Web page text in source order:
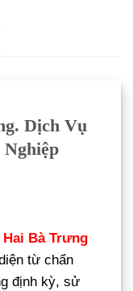
Dịch Vụ
Bà Trưng
từ chẩn
định kỳ, sử